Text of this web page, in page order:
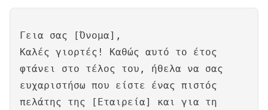
Γεια σας [Όνομα],
Καλές γιορτές! Καθώς αυτό το έτος
φτάνει στο τέλος του, ήθελα να σας
ευχαριστήσω που είστε ένας πιστός
πελάτης της [Εταιρεία] και για τη